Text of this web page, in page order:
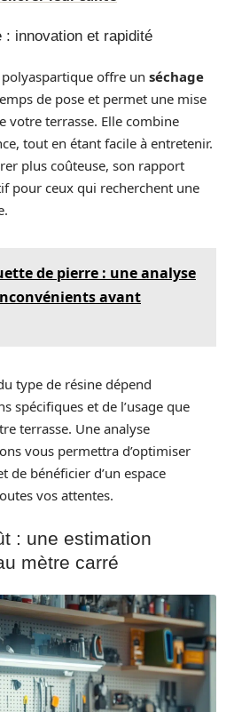
: innovation et rapidité
offre un séchage
de pose et permet une mise
votre terrasse. Elle combine
tout en étant facile à entretenir.
plus coûteuse, son rapport
pour ceux qui recherchent une
de pierre : une analyse
avant
type de résine dépend
spécifiques et de l’usage que
terrasse. Une analyse
vous permettra d’optimiser
de bénéficier d’un espace
vos attentes.
: une estimation
mètre carré